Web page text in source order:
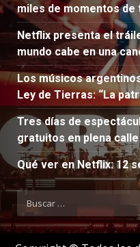
miles de momentos de
Netflix presenta el
mundo cabe en una
Los músicos
Ley de Tierras: “La
Tres días de
gratuitos en plena
Qué ver en Netflix: 12
Buscar: